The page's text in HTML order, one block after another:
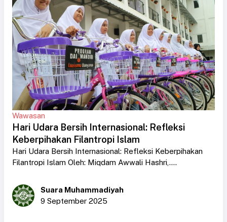
Wawasan
Hari Udara Bersih Internasional: Refleksi
Keberpihakan Filantropi Islam
Hari Udara Bersih Internasional: Refleksi Keberpihakan
Filantropi Islam Oleh: Miqdam Awwali Hashri,....
Suara Muhammadiyah
9 September 2025